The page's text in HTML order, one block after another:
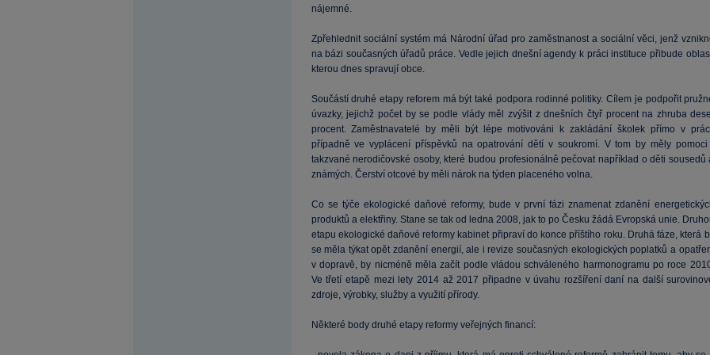
nájemné.
Zpřehlednit sociální systém má Národní úřad pro zaměstnanost a sociální věci, jenž
na bázi současných úřadů práce. Vedle jejich dnešní agendy k práci instituce přibude
kterou dnes spravují obce.
Součástí druhé etapy reforem má být také podpora rodinné politiky. Cílem je podpořit
úvazky, jejichž počet by se podle vlády měl zvýšit z dnešních čtyř procent na zhruba
procent. Zaměstnavatelé by měli být lépe motivováni k zakládání školek přímo v
případně ve vyplácení příspěvků na opatrování dětí v soukromí. V tom by měly pomoci
takzvané nerodičovské osoby, které budou profesionálně pečovat například o děti sousedů
známých. Čerství otcové by měli nárok na týden placeného volna.
Co se týče ekologické daňové reformy, bude v první fázi znamenat zdanění
produktů a elektřiny. Stane se tak od ledna 2008, jak to po Česku žádá Evropská unie.
etapu ekologické daňové reformy kabinet připraví do konce příštího roku. Druhá fáze, která
se měla týkat opět zdanění energií, ale i revize současných ekologických poplatků a
v dopravě, by nicméně měla začít podle vládou schváleného harmonogramu po roce
Ve třetí etapě mezi lety 2014 až 2017 připadne v úvahu rozšíření daní na další
zdroje, výrobky, služby a využití přírody.
Některé body druhé etapy reformy veřejných financí: